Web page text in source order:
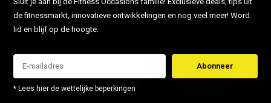
de fitnessmarkt, innovatieve ontwikkelingen en nog veel meer! Word
lid en blijf op de hoogte.
Abonneer
* Lees hier de wettelijke beperkingen